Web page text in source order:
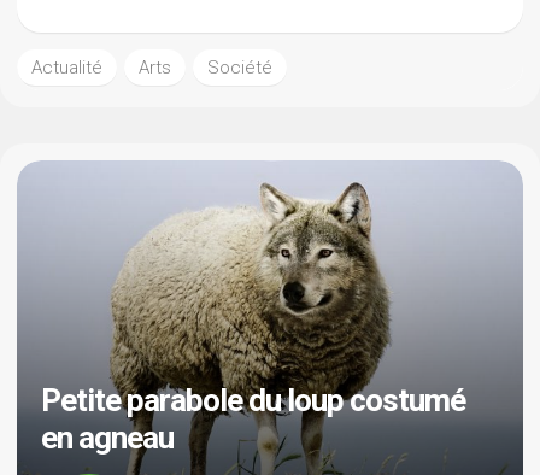
Actualité Arts Société
Petite parabole du loup costumé
en agneau